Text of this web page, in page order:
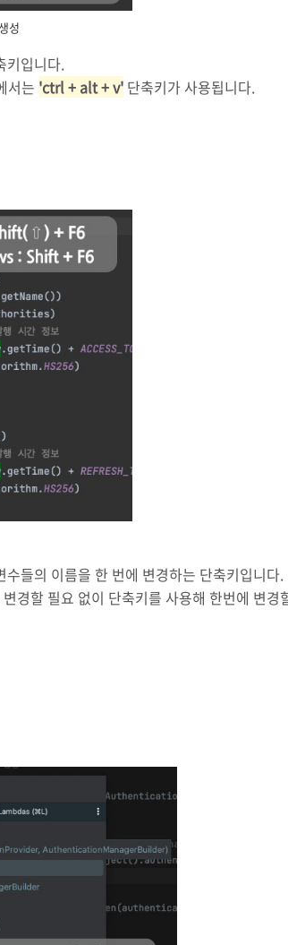
성
키입니다.
서는 'ctrl + alt + v' 단축키가 사용됩니다.
들의 이름을 한 번에 변경하는 단축키입니다.
경할 필요 없이 단축키를 사용해 한번에 변경